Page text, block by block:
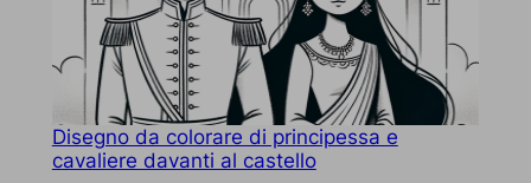
Disegno da colorare di principessa e
cavaliere davanti al castello